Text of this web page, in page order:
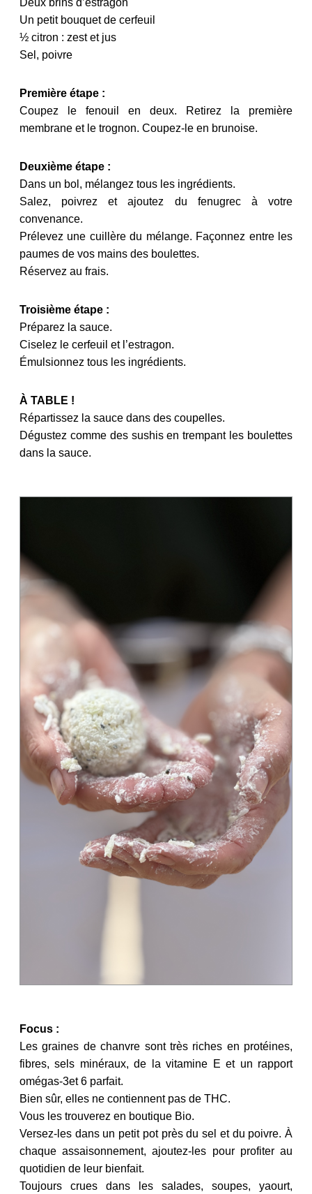
Un petit bouquet de cerfeuil
½ citron : zest et jus
Sel, poivre
Première étape :
Coupez le fenouil en deux. Retirez la première
membrane et le trognon. Coupez-le en brunoise.
Deuxième étape :
Dans un bol, mélangez tous les ingrédients.
Salez, poivrez et ajoutez du fenugrec à votre
convenance.
Prélevez une cuillère du mélange. Façonnez entre les
paumes de vos mains des boulettes.
Réservez au frais.
Troisième étape :
Préparez la sauce.
Ciselez le cerfeuil et l’estragon.
Émulsionnez tous les ingrédients.
À TABLE !
Répartissez la sauce dans des coupelles.
Dégustez comme des sushis en trempant les boulettes
dans la sauce.
Focus :
Les graines de chanvre sont très riches en protéines,
fibres, sels minéraux, de la vitamine E et un rapport
omégas-3et 6 parfait.
Bien sûr, elles ne contiennent pas de THC.
Vous les trouverez en boutique Bio.
Versez-les dans un petit pot près du sel et du poivre. À
chaque assaisonnement, ajoutez-les pour profiter au
quotidien de leur bienfait.
Toujours crues dans les salades, soupes, yaourt,